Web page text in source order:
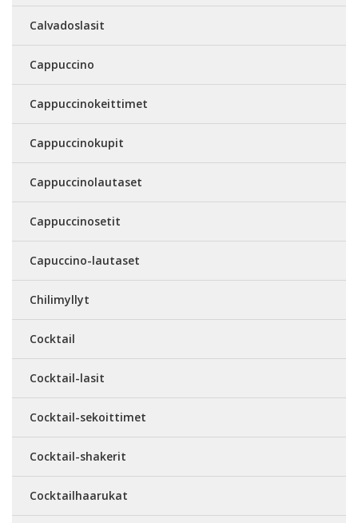
Calvadoslasit
Cappuccino
Cappuccinokeittimet
Cappuccinokupit
Cappuccinolautaset
Cappuccinosetit
Capuccino-lautaset
Chilimyllyt
Cocktail
Cocktail-lasit
Cocktail-sekoittimet
Cocktail-shakerit
Cocktailhaarukat